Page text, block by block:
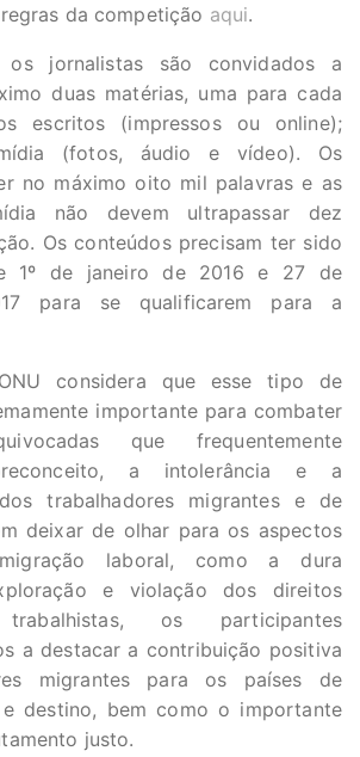
da competição aqui.
os jornalistas são convidados a
duas matérias, uma para cada
escritos (impressos ou online);
(fotos, áudio e vídeo). Os
no máximo oito mil palavras e as
não devem ultrapassar dez
Os conteúdos precisam ter sido
1º de janeiro de 2016 e 27 de
para se qualificarem para a
considera que esse tipo de
importante para combater
que frequentemente
a intolerância e a
trabalhadores migrantes e de
deixar de olhar para os aspectos
laboral, como a dura
e violação dos direitos
os participantes
a destacar a contribuição positiva
migrantes para os países de
destino, bem como o importante
justo.